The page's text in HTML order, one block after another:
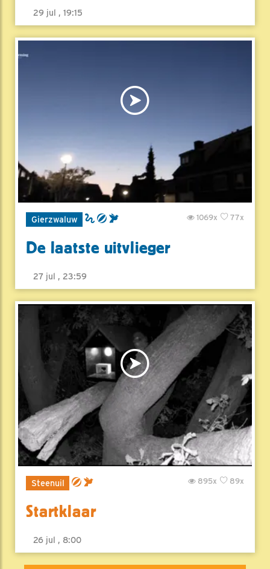
29 jul , 19:15
Gierzwaluw 77x
1069x
De laatste uitvlieger
27 jul , 23:59
Steenuil 89x
895x
Startklaar
26 jul , 8:00